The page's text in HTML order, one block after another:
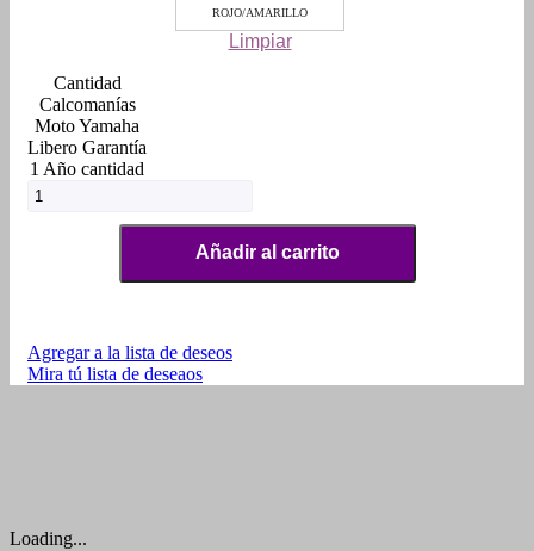
ROJO/AMARILLO
Limpiar
Calcomanías
Moto Yamaha
Libero Garantía
1 Año cantidad
Añadir al carrito
Agregar a la lista de deseos
Mira tú lista de deseaos
Loading...